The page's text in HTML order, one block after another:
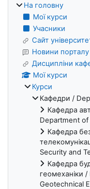
На головну
Мої курси
Учасники
Сайт
Новини порталу
Дисципліни
Мої курси
Курси
Кафедри /
Кафедра
Department
Кафедра
Security and
Кафедра
геомеханіки
Geotechnical